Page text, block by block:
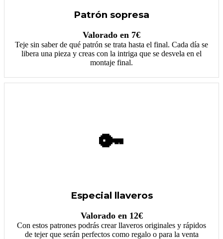
Patrón sopresa
Valorado en 7€
Teje sin saber de qué patrón se trata hasta el final. Cada día se
libera una pieza y creas con la intriga que se desvela en el
montaje final.
🔑
Especial llaveros
Valorado en 12€
Con estos patrones podrás crear llaveros originales y rápidos
de tejer que serán perfectos como regalo o para la venta